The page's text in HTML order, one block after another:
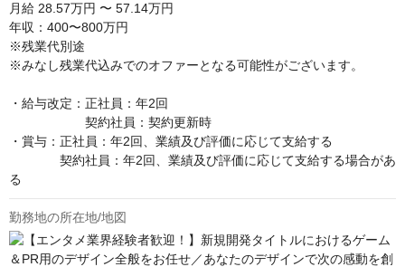
月給 28.57万円 〜 57.14万円
年収：400〜800万円
※残業代別途
※みなし残業代込みでのオファーとなる可能性がございます。
・給与改定：正社員：年2回
契約社員：契約更新時
・賞与：正社員：年2回、業績及び評価に応じて支給する
契約社員：年2回、業績及び評価に応じて支給する場合があ
る
勤務地の所在地/地図